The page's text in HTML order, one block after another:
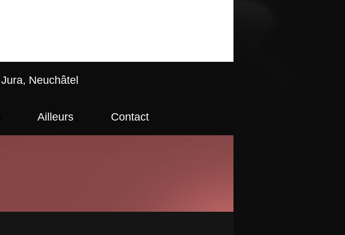
Jura, Neuchâtel
Ailleurs Contact